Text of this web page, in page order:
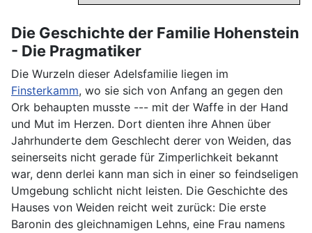
Die Geschichte der Familie Hohenstein
- Die Pragmatiker
Die Wurzeln dieser Adelsfamilie liegen im
Finsterkamm, wo sie sich von Anfang an gegen den
Ork behaupten musste --- mit der Waffe in der Hand
und Mut im Herzen. Dort dienten ihre Ahnen über
Jahrhunderte dem Geschlecht derer von Weiden, das
seinerseits nicht gerade für Zimperlichkeit bekannt
war, denn derlei kann man sich in einer so feindseligen
Umgebung schlicht nicht leisten. Die Geschichte des
Hauses von Weiden reicht weit zurück: Die erste
Baronin des gleichnamigen Lehns, eine Frau namens